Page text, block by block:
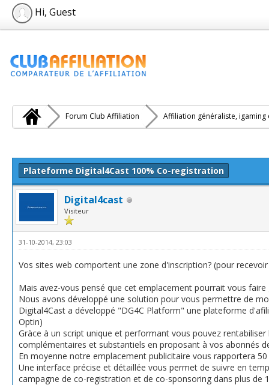
Hi, Guest
Forum Club Affiliation Affiliation généraliste, igaming
Plateforme Digital4Cast 100% Co-registration
Digital4cast
Visiteur
31-10-2014, 23:03
Vos sites web comportent une zone d'inscription? (pour
Mais avez-vous pensé que cet emplacement pourrait vous faire
Nous avons développé une solution pour vous permettre de
Digital4Cast a développé "DG4C Platform" une plateforme
Optin)
Gràce à un script unique et performant vous pouvez
complémentaires et substantiels en proposant à vos abonnés
En moyenne notre emplacement publicitaire vous rapportera 50
Une interface précise et détaillée vous permet de suivre en
campagne de co-registration et de co-sponsoring dans plus de